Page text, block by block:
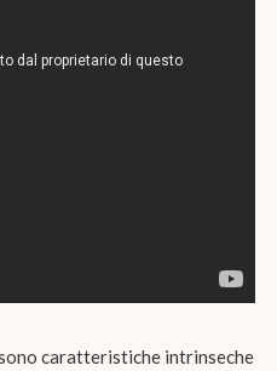
caratteristiche intrinseche